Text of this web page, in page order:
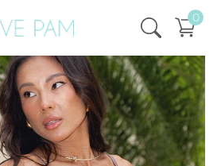
0
,Góra i dół , Szczyt ,Kate